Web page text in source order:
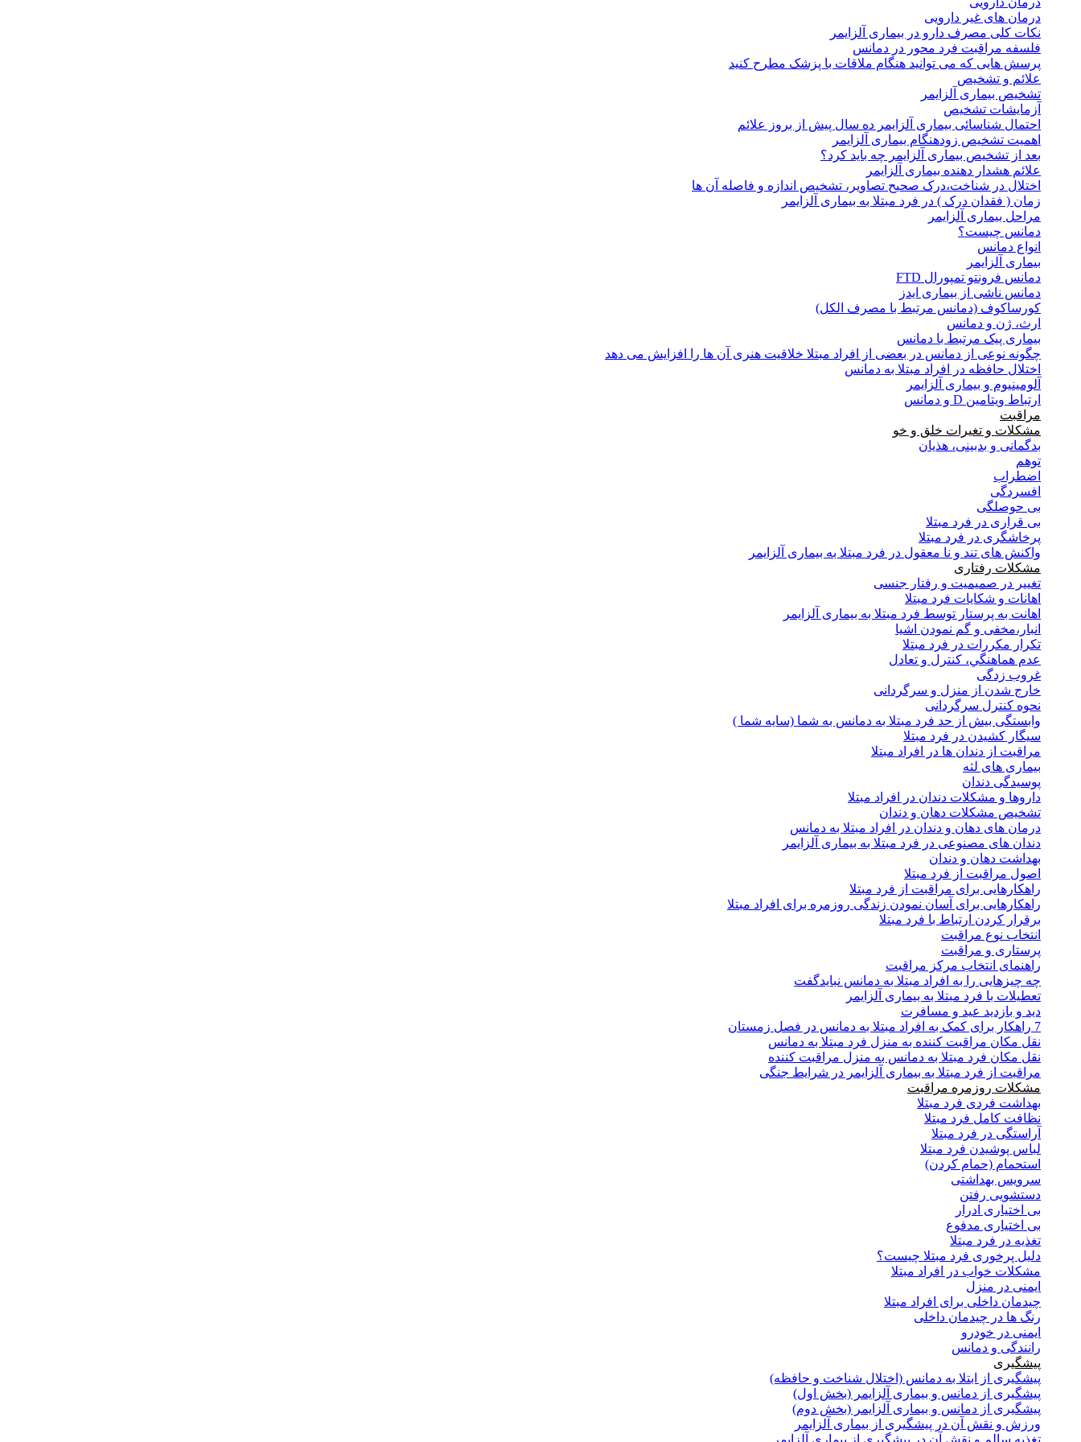
درمان های غیر دارویی
نکات کلی مصرف دارو در بیماری آلزایمر
فلسفه مراقبت فرد محور در دمانس
پرسش هایی که می توانید هنگام ملاقات با پزشک مطرح کنید
علائم و تشخیص
تشخیص بیماری آلزایمر
آزمایشات تشخیص
احتمال شناسائی بیماری آلزایمر ده سال پیش از بروز علائم
اهمیت تشخیص زودهنگام بیماری آلزایمر
بعد از تشخیص بیماری آلزایمر چه باید کرد؟
علائم هشدار دهنده بیماری آلزایمر
اختلال در شناخت،درک صحیح تصاویر، تشخیص اندازه و فاصله آن ها
زمان ( فقدان درک ) در فرد مبتلا به بیماری آلزایمر
مراحل بیماری آلزایمر
دمانس چیست؟
انواع دمانس
بیماری آلزایمر
دمانس فرونتو تمپورال FTD
دمانس ناشی از بیماری ایدز
کورساکوف (دمانس مرتبط با مصرف الکل)
ارث، ژن و دمانس
بیماری پیک مرتبط با دمانس
چگونه نوعی از دمانس در بعضی از افراد مبتلا خلاقیت هنری آن ها را افزایش می دهد
اختلال حافظه در افراد مبتلا به دمانس
آلومینیوم و بیماری آلزایمر
ارتباط ویتامین D و دمانس
مراقبت
مشکلات و تغیرات خلق و خو
بدگمانی و بدبینی، هذیان
توهم
اضطراب
افسردگی
بی حوصلگی
بی قراری در فرد مبتلا
پرخاشگری در فرد مبتلا
واکنش های تند و نا معقول در فرد مبتلا به بیماری آلزایمر
مشکلات رفتاری
تغییر در صمیمیت و رفتار جنسی
اهانات و شکایات فرد مبتلا
اهانت به پرستار توسط فرد مبتلا به بیماری آلزایمر
انبار،مخفی و گم نمودن اشیا
تکرار مکررات در فرد مبتلا
عدم هماهنگي، كنترل و تعادل
غروب زدگی
خارج شدن از منزل و سرگردانی
نحوه کنترل سرگردانی
وابستگی بیش از حد فرد مبتلا به دمانس به شما (سایه شما )
سیگار کشیدن در فرد مبتلا
مراقبت از دندان ها در افراد مبتلا
بیماری های لثه
پوسیدگی دندان
داروها و مشکلات دندان در افراد مبتلا
تشخیص مشکلات دهان و دندان
درمان های دهان و دندان در افراد مبتلا به دمانس
دندان های مصنوعی در فرد مبتلا به بیماری آلزایمر
بهداشت دهان و دندان
اصول مراقبت از فرد مبتلا
راهکارهایی برای مراقبت از فرد مبتلا
راهکارهایی برای آسان نمودن زندگی روزمره برای افراد مبتلا
برقرار کردن ارتباط با فرد مبتلا
انتخاب نوع مراقبت
پرستاری و مراقبت
راهنمای انتخاب مرکز مراقبت
چه چیزهایی را به افراد مبتلا به دمانس نبایدگفت
تعطیلات با فرد مبتلا به بیماری آلزایمر
دید و بازدید عید و مسافرت
7 راهکار برای کمک به افراد مبتلا به دمانس در فصل زمستان
نقل مکان مراقبت کننده به منزل فرد مبتلا به دمانس
نقل مکان فرد مبتلا به دمانس به منزل مراقبت کننده
مراقبت از فرد مبتلا به بیماری آلزایمر در شرایط جنگی
مشکلات روزمره مراقبت
بهداشت فردی فرد مبتلا
نظافت کامل فرد مبتلا
آراستگی در فرد مبتلا
لباس پوشیدن فرد مبتلا
استحمام (حمام کردن)
سرویس بهداشتی
دستشویی رفتن
بی اختیاری ادرار
بی اختیاری مدفوع
تغذیه در فرد مبتلا
دلیل پرخوری فرد مبتلا چیست؟
مشکلات خواب در افراد مبتلا
ایمنی در منزل
چیدمان داخلی برای افراد مبتلا
رنگ ها در چیدمان داخلی
ایمنی در خودرو
رانندگی و دمانس
پیشگیری
پیشگیری از ابتلا به دمانس (اختلال شناخت و حافظه)
پیشگیری از دمانس و بیماری آلزایمر (بخش اول)
پیشگیری از دمانس و بیماری آلزایمر (بخش دوم)
ورزش و نقش آن در پیشگیری از بیماری آلزایمر